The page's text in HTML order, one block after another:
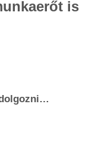
g
is